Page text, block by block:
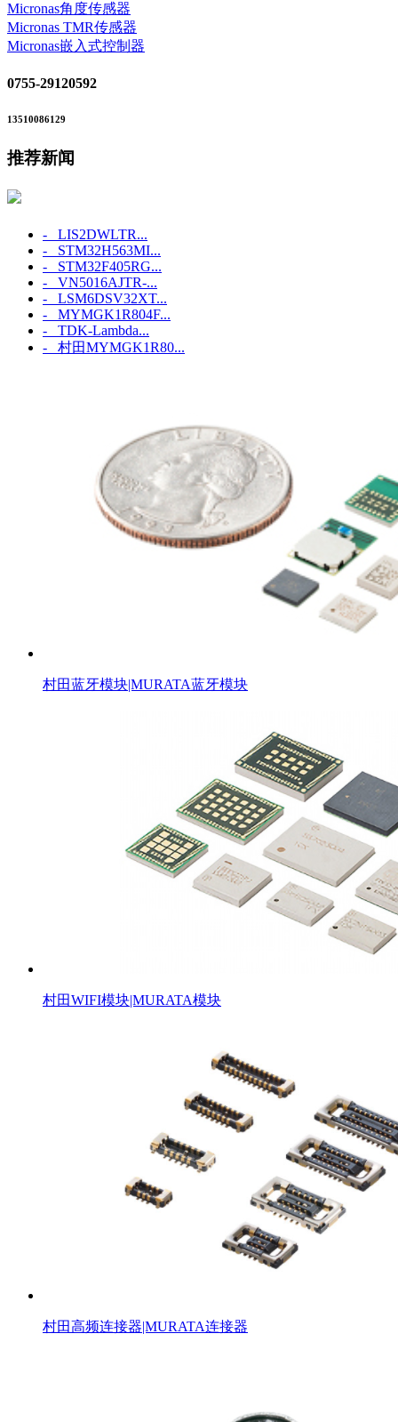
Micronas角度传感器
Micronas TMR传感器
Micronas嵌入式控制器
0755-29120592
13510086129
推荐新闻
- LIS2DWLTR...
- STM32H563MI...
- STM32F405RG...
- VN5016AJTR-...
- LSM6DSV32XT...
- MYMGK1R804F...
- TDK-Lambda...
- 村田MYMGK1R80...
村田蓝牙模块|MURATA蓝牙模块
村田WIFI模块|MURATA模块
村田高频连接器|MURATA连接器